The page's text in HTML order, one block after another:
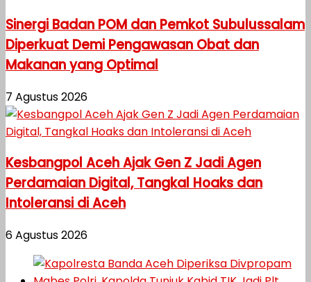
Sinergi Badan POM dan Pemkot Subulussalam
Diperkuat Demi Pengawasan Obat dan
Makanan yang Optimal
7 Agustus 2026
Kesbangpol Aceh Ajak Gen Z Jadi Agen
Perdamaian Digital, Tangkal Hoaks dan
Intoleransi di Aceh
6 Agustus 2026